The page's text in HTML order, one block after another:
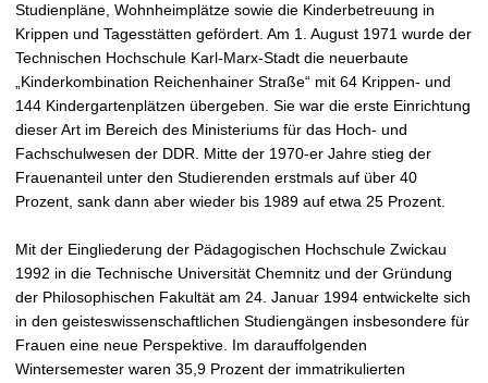
Studienpläne, Wohnheimplätze sowie die Kinderbetreuung in
Krippen und Tagesstätten gefördert. Am 1. August 1971 wurde der
Technischen Hochschule Karl-Marx-Stadt die neuerbaute
„Kinderkombination Reichenhainer Straße“ mit 64 Krippen- und
144 Kindergartenplätzen übergeben. Sie war die erste Einrichtung
dieser Art im Bereich des Ministeriums für das Hoch- und
Fachschulwesen der DDR. Mitte der 1970-er Jahre stieg der
Frauenanteil unter den Studierenden erstmals auf über 40
Prozent, sank dann aber wieder bis 1989 auf etwa 25 Prozent.
Mit der Eingliederung der Pädagogischen Hochschule Zwickau
1992 in die Technische Universität Chemnitz und der Gründung
der Philosophischen Fakultät am 24. Januar 1994 entwickelte sich
in den geisteswissenschaftlichen Studiengängen insbesondere für
Frauen eine neue Perspektive. Im darauffolgenden
Wintersemester waren 35,9 Prozent der immatrikulierten